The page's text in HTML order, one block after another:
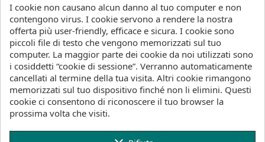
Quantità
 AGGIUNGI AL CARRELLO
favorite_border
Ti consegniamo dalle scorte
Lotti (Stock, Tempi di consegna)
Magazzino Wind&Snow
I cookie non causano alcun danno al tuo computer e non
contengono virus. I cookie servono a rendere la nostra
offerta più user-friendly, efficace e sicura. I cookie sono
piccoli file di testo che vengono memorizzati sul tuo
computer. La maggior parte dei cookie da noi utilizzati sono
i cosiddetti “cookie di sessione”. Verranno automaticamente
cancellati al termine della tua visita. Altri cookie rimangono
memorizzati sul tuo dispositivo finché non li elimini. Questi
cookie ci consentono di riconoscere il tuo browser la
prossima volta che visiti.